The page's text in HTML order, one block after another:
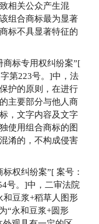
相关公众产生混
组合商标最为显著
标不具显著特征的
商标专用权纠纷案”[
第223号。]中，法
护的原则，在进行
主要部分与他人商
，文字内容及文字
使用组合商标的图
淆的，不构成侵害
权纠纷案”[ 案号：
号。]中，二审法院
和豆浆+稻草人图形
“永和豆浆+圆形